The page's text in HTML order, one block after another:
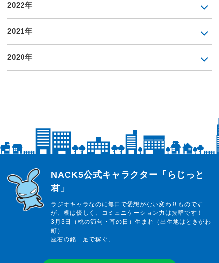
2022年
2021年
2020年
らじっと君
NACK5公式キャラクター「らじっと
君」
ラジオキャラなのに無口で愛想がない変わりものです
が、根は優しく、コミュニケーション力は抜群です！
3月3日（桃の節句・耳の日）生まれ（出生地はときがわ
町）
座右の銘「足で稼ぐ」